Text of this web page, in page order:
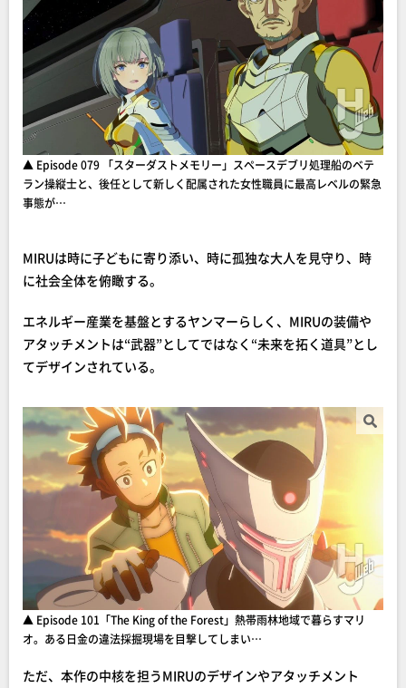
▲ Episode 079 「スターダストメモリー」スペースデブリ処理船のベテ
ラン操縦士と、後任として新しく配属された女性職員に最高レベルの緊急
事態が…
MIRUは時に子どもに寄り添い、時に孤独な大人を見守り、時
に社会全体を俯瞰する。
エネルギー産業を基盤とするヤンマーらしく、MIRUの装備や
アタッチメントは“武器”としてではなく“未来を拓く道具”とし
てデザインされている。
▲ Episode 101「The King of the Forest」熱帯雨林地域で暮らすマリ
オ。ある日金の違法採掘現場を目撃してしまい…
ただ、本作の中核を担うMIRUのデザインやアタッチメント